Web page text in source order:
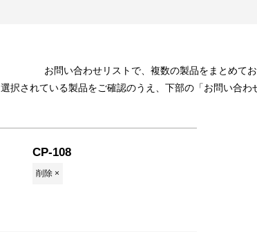
お問い合わせリストで、複数の製品をまとめて
選択されている製品をご確認のうえ、下部の「お問い合わ
CP-108
削除 ×